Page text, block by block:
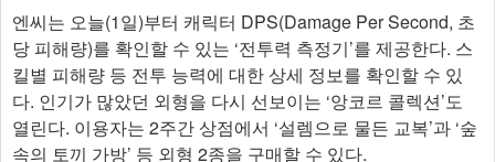
엔씨는 오늘(1일)부터 캐릭터 DPS(Damage Per Second, 초
당 피해량)를 확인할 수 있는 ‘전투력 측정기’를 제공한다. 스
킬별 피해량 등 전투 능력에 대한 상세 정보를 확인할 수 있
다. 인기가 많았던 외형을 다시 선보이는 ‘앙코르 콜렉션’도
열린다. 이용자는 2주간 상점에서 ‘설렘으로 물든 교복’과 ‘숲
속의 토끼 가방’ 등 외형 2종을 구매할 수 있다.